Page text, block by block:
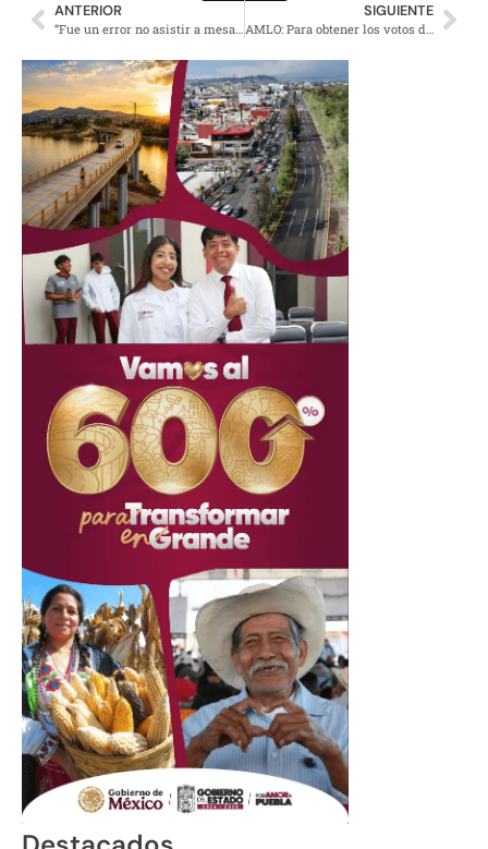
ANTERIOR
“Fue un error no asistir a mesas de seguridad”, reconoce Sinhue en mañanera
SIGUIENTE
AMLO: Para obtener los votos de la reforma energética hubo sobornos